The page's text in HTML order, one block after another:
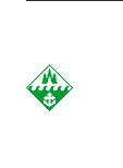
Etusivulle